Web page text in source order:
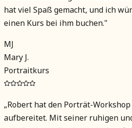
hat viel Spaß gemacht, und ich
einen Kurs bei ihm buchen."
MJ
Mary J.
Portraitkurs
„Robert hat den Porträt-
aufbereitet. Mit seiner ruhigen